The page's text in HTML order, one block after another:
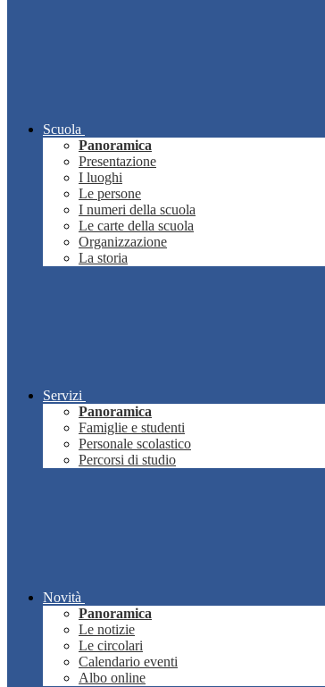
Scuola
Panoramica
Presentazione
I luoghi
Le persone
I numeri della scuola
Le carte della scuola
Organizzazione
La storia
Servizi
Panoramica
Famiglie e studenti
Personale scolastico
Percorsi di studio
Novità
Panoramica
Le notizie
Le circolari
Calendario eventi
Albo online